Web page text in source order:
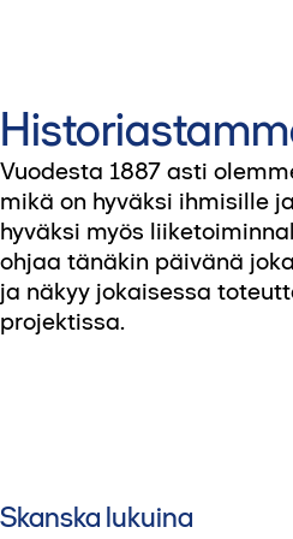
Vuodesta 1887 asti
mikä on hyväksi ihmisille
hyväksi myös
ohjaa tänäkin päivänä
ja näkyy jokaisessa
projektissa.
Skanska lukuina